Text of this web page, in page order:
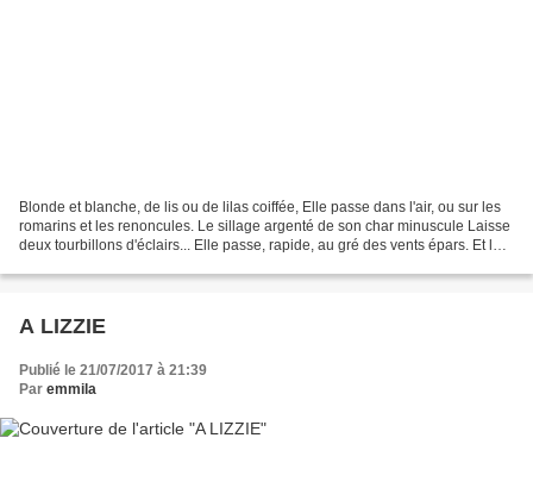
Blonde et blanche, de lis ou de lilas coiffée, Elle passe dans l'air, ou sur les
romarins et les renoncules. Le sillage argenté de son char minuscule Laisse
deux tourbillons d'éclairs... Elle passe, rapide, au gré des vents épars. Et les
A LIZZIE
Publié le 21/07/2017 à 21:39
Par emmila